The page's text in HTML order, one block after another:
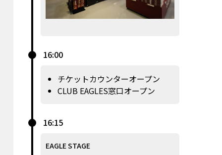
16:00
チケットカウンターオープン
CLUB EAGLES窓口オープン
16:15
EAGLE STAGE